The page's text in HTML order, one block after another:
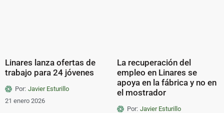
Linares lanza ofertas de
trabajo para 24 jóvenes
Por: Javier Esturillo
21 enero 2026
La recuperación del
empleo en Linares se
apoya en la fábrica y no en
el mostrador
Por: Javier Esturillo